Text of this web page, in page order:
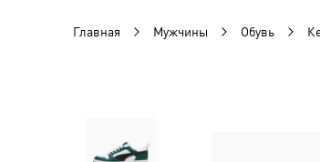
Главная Мужчины Обувь